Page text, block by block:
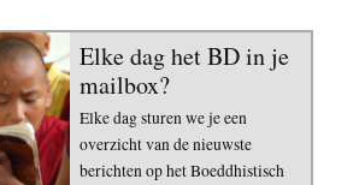
Elke dag het BD in je
mailbox?
Elke dag sturen we je een
overzicht van de nieuwste
berichten op het Boeddhistisch